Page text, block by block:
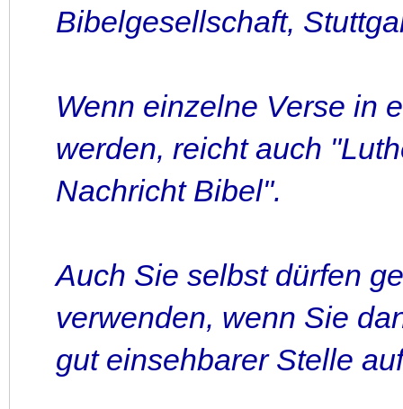
Bibelgesellschaft,
Wenn einzelne Verse in
werden, reicht auch
Nachricht Bibel".
Auch Sie selbst dürfen
verwenden, wenn Sie
gut einsehbarer Stelle